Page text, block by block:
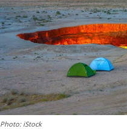
Photo: iStock